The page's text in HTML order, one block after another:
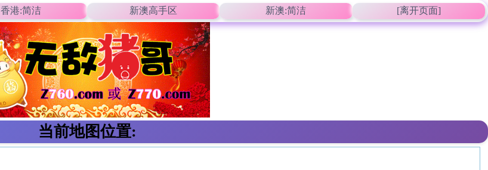
香港:简洁 新澳高手区 新澳:简洁 [离开页面]
当前地图位置: